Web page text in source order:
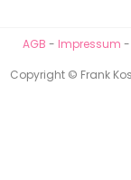
AGB - Impressum -
Copyright © Frank